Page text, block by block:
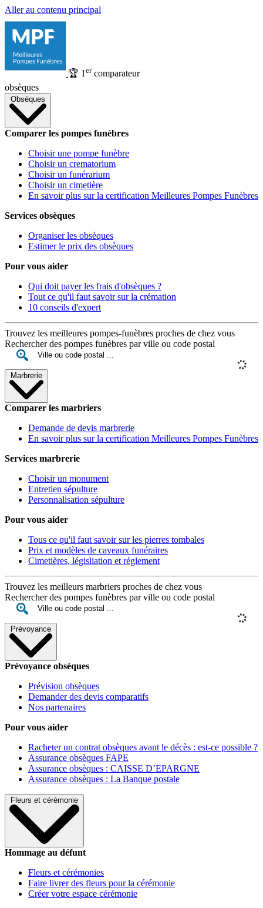
Aller au contenu principal
🏆 1 ercomparateur
obsèques
Obsèques
Comparer les pompes funèbres
Choisir une pompe funèbre
Choisir un crematorium
Choisir un funérarium
Choisir un cimetière
En savoir plus sur la certification Meilleures Pompes Funèbres
Services obsèques
Organiser les obsèques
Estimer le prix des obsèques
Pour vous aider
Qui doit payer les frais d'obsèques ?
Tout ce qu'il faut savoir sur la crémation
10 conseils d'expert
Trouvez les meilleures pompes-funèbres proches de chez vous
Rechercher des pompes funèbres par ville ou code postal
Marbrerie
Comparer les marbriers
Demande de devis marbrerie
En savoir plus sur la certification Meilleures Pompes Funèbres
Services marbrerie
Choisir un monument
Entretien sépulture
Personnalisation sépulture
Pour vous aider
Tous ce qu'il faut savoir sur les pierres tombales
Prix et modèles de caveaux funéraires
Cimetières, législiation et réglement
Trouvez les meilleurs marbriers proches de chez vous
Rechercher des pompes funèbres par ville ou code postal
Prévoyance
Prévoyance obsèques
Prévision obsèques
Demander des devis comparatifs
Nos partenaires
Pour vous aider
Racheter un contrat obsèques avant le décès : est-ce possible ?
Assurance obsèques FAPE
Assurance obsèques : CAISSE D’EPARGNE
Assurance obsèques : La Banque postale
Fleurs et cérémonie
Hommage au défunt
Fleurs et cérémonies
Faire livrer des fleurs pour la cérémonie
Créer votre espace cérémonie